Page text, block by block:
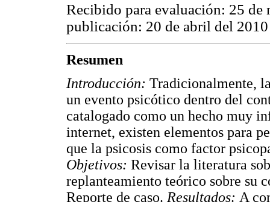
Recibido para evaluación: 25 de
publicación: 20 de abril del 2010
Resumen
Introducción: Tradicionalmente,
un evento psicótico dentro del
catalogado como un hecho muy
internet, existen elementos para
que la psicosis como factor
Objetivos: Revisar la literatura
replanteamiento teórico sobre su
Reporte de caso. Resultados: A